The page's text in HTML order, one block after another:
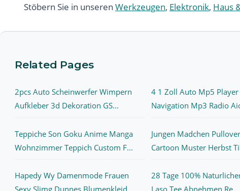
Stöbern Sie in unseren Werkzeugen, Elektronik, Haus
Related Pages
2pcs Auto Scheinwerfer Wimpern
Aufkleber 3d Dekoration GS...
4 1 Zoll Auto Mp5 Player
Navigation Mp3 Radio
Teppiche Son Goku Anime Manga
Wohnzimmer Teppich Custom F...
Jungen Madchen
Cartoon Muster Herbst
Hapedy Wy Damenmode Frauen
Sexy Slimg Dunnes Blumenkleid ...
28 Tage 100%
Laso Tee Abnehmen Re...